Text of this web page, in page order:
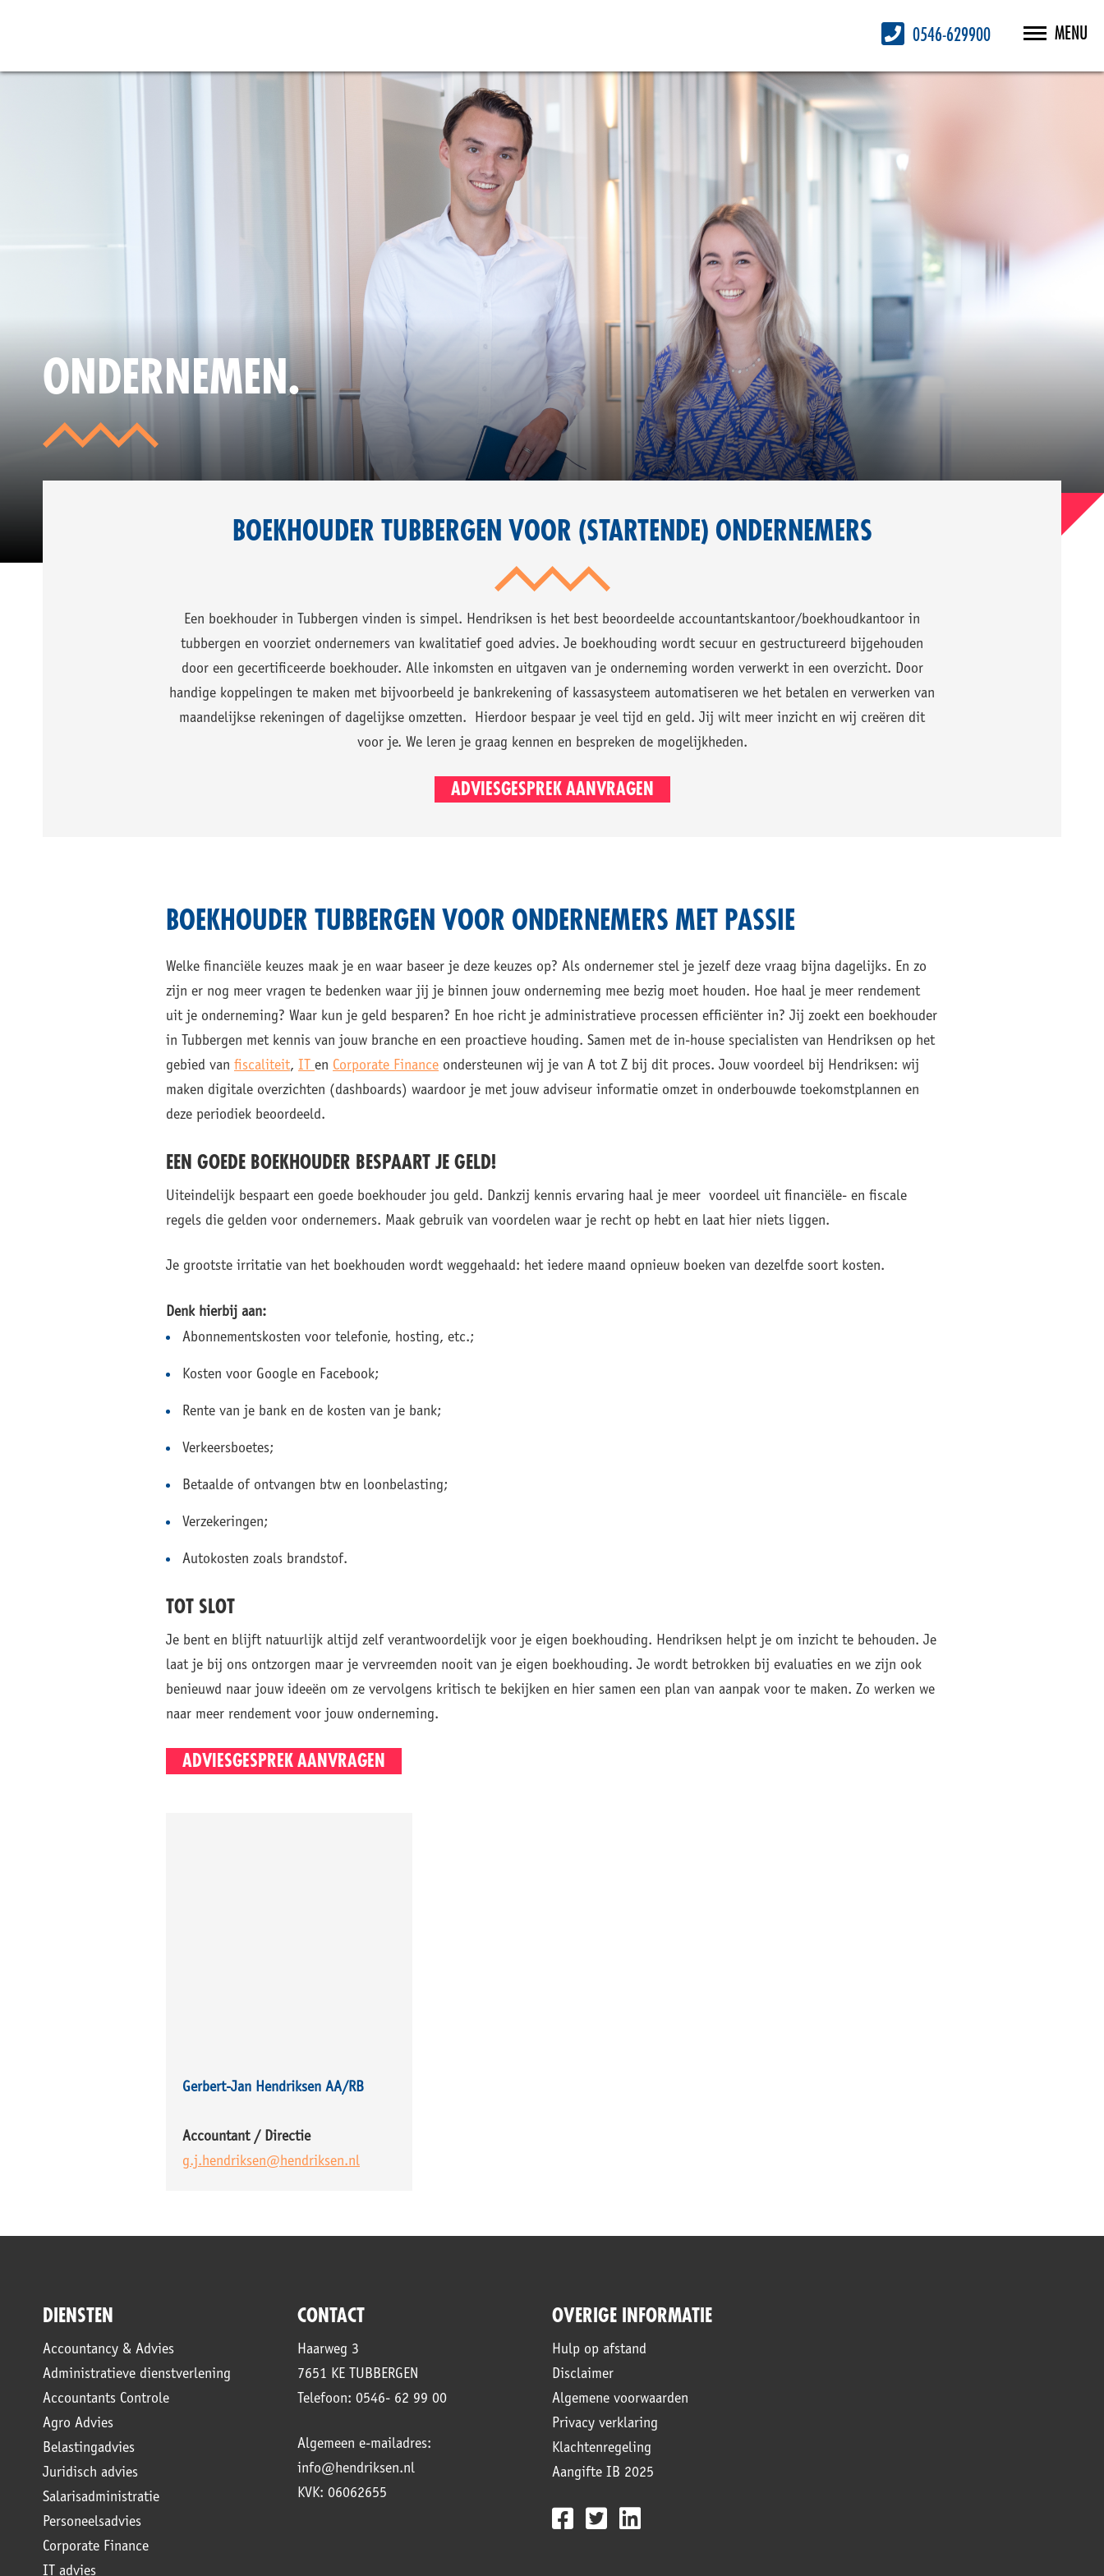
MENU
0546-629900
ONDERNEMEN. MET
KENNERS
VAN
ZAKEN.
MET
VERTROUWEN.
IN
TUBBERGEN.
BOEKHOUDER TUBBERGEN VOOR (STARTENDE) ONDERNEMERS
Een boekhouder in Tubbergen vinden is simpel. Hendriksen is het best beoordeelde accountantskantoor/boekhoudkantoor in
tubbergen en voorziet ondernemers van kwalitatief goed advies. Je boekhouding wordt secuur en gestructureerd bijgehouden
door een gecertificeerde boekhouder. Alle inkomsten en uitgaven van je onderneming worden verwerkt in een overzicht. Door
handige koppelingen te maken met bijvoorbeeld je bankrekening of kassasysteem automatiseren we het betalen en verwerken van
maandelijkse rekeningen of dagelijkse omzetten. Hierdoor bespaar je veel tijd en geld. Jij wilt meer inzicht en wij creëren dit
voor je. We leren je graag kennen en bespreken de mogelijkheden.
ADVIESGESPREK AANVRAGEN
BOEKHOUDER TUBBERGEN VOOR ONDERNEMERS MET PASSIE
Welke financiële keuzes maak je en waar baseer je deze keuzes op? Als ondernemer stel je jezelf deze vraag bijna dagelijks. En zo
zijn er nog meer vragen te bedenken waar jij je binnen jouw onderneming mee bezig moet houden. Hoe haal je meer rendement
uit je onderneming? Waar kun je geld besparen? En hoe richt je administratieve processen efficiënter in? Jij zoekt een boekhouder
in Tubbergen met kennis van jouw branche en een proactieve houding. Samen met de in-house specialisten van Hendriksen op het
gebied van fiscaliteit, IT en Corporate Finance ondersteunen wij je van A tot Z bij dit proces. Jouw voordeel bij Hendriksen: wij
maken digitale overzichten (dashboards) waardoor je met jouw adviseur informatie omzet in onderbouwde toekomstplannen en
deze periodiek beoordeeld.
EEN GOEDE BOEKHOUDER BESPAART JE GELD!
Uiteindelijk bespaart een goede boekhouder jou geld. Dankzij kennis ervaring haal je meer voordeel uit financiële- en fiscale
regels die gelden voor ondernemers. Maak gebruik van voordelen waar je recht op hebt en laat hier niets liggen.
Je grootste irritatie van het boekhouden wordt weggehaald: het iedere maand opnieuw boeken van dezelfde soort kosten.
Denk hierbij aan:
Abonnementskosten voor telefonie, hosting, etc.;
Kosten voor Google en Facebook;
Rente van je bank en de kosten van je bank;
Verkeersboetes;
Betaalde of ontvangen btw en loonbelasting;
Verzekeringen;
Autokosten zoals brandstof.
TOT SLOT
Je bent en blijft natuurlijk altijd zelf verantwoordelijk voor je eigen boekhouding. Hendriksen helpt je om inzicht te behouden. Je
laat je bij ons ontzorgen maar je vervreemden nooit van je eigen boekhouding. Je wordt betrokken bij evaluaties en we zijn ook
benieuwd naar jouw ideeën om ze vervolgens kritisch te bekijken en hier samen een plan van aanpak voor te maken. Zo werken we
naar meer rendement voor jouw onderneming.
ADVIESGESPREK AANVRAGEN
Gerbert-Jan Hendriksen AA/RB
Accountant / Directie
g.j.hendriksen@hendriksen.nl
DIENSTEN
Accountancy & Advies
Administratieve dienstverlening
Accountants Controle
Agro Advies
Belastingadvies
Juridisch advies
Salarisadministratie
Personeelsadvies
Corporate Finance
IT advies
CONTACT
Haarweg 3
7651 KE TUBBERGEN
Telefoon: 0546- 62 99 00
Algemeen e-mailadres:
info@hendriksen.nl
KVK: 06062655
OVERIGE INFORMATIE
Hulp op afstand
Disclaimer
Algemene voorwaarden
Privacy verklaring
Klachtenregeling
Aangifte IB 2025